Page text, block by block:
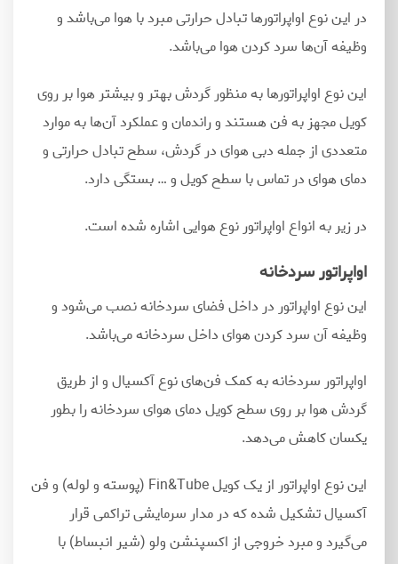
در این نوع اواپراتورها تبادل حرارتی مبرد با هوا میباشد و
وظیفه آنها سرد کردن هوا میباشد.
این نوع اواپراتورها به منظور گردش بهتر و بیشتر هوا بر روی
کویل مجهز به فن هستند و راندمان و عملکرد آنها به موارد
متعددی از جمله دبی هوای در گردش، سطح تبادل حرارتی و
دمای هوای در تماس با سطح کویل و … بستگی دارد.
در زیر به انواع اواپراتور نوع هوایی اشاره شده است.
اواپراتور سردخانه
این نوع اواپراتور در داخل فضای سردخانه نصب میشود و
وظیفه آن سرد کردن هوای داخل سردخانه میباشد.
اواپراتور سردخانه به کمک فنهای نوع آکسیال و از طریق
گردش هوا بر روی سطح کویل دمای هوای سردخانه را بطور
یکسان کاهش میدهد.
این نوع اواپراتور از یک کویل Fin&Tube (پوسته و لوله) و فن
آکسیال تشکیل شده که در مدار سرمایشی تراکمی قرار
میگیرد و مبرد خروجی از اکسپنشن ولو (شیر انبساط) با